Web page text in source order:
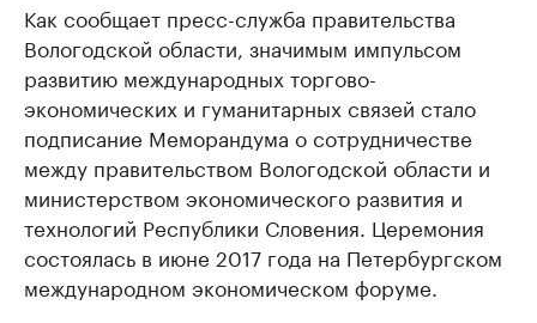
Как сообщает пресс-служба правительства
Вологодской области, значимым импульсом
развитию международных торгово-
экономических и гуманитарных связей стало
подписание Меморандума о сотрудничестве
между правительством Вологодской области и
министерством экономического развития и
технологий Республики Словения. Церемония
состоялась в июне 2017 года на Петербургском
международном экономическом форуме.